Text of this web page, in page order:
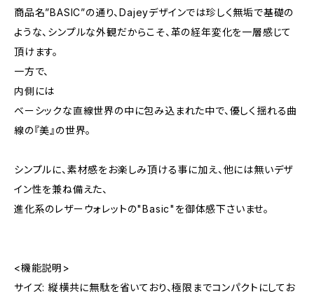
商品名”BASIC”の通り、Dajeyデザインでは珍しく無垢で基礎の
ような、シンプルな外観だからこそ、革の経年変化を一層感じて
頂けます。
一方で、
内側には
ベーシックな直線世界の中に包み込まれた中で、優しく揺れる曲
線の『美』の世界。
シンプルに、素材感をお楽しみ頂ける事に加え、他には無いデザ
イン性を兼ね備えた、
進化系のレザーウォレットの"Basic"を御体感下さいませ。
<機能説明>
サイズ: 縦横共に無駄を省いており、極限までコンパクトにしてお